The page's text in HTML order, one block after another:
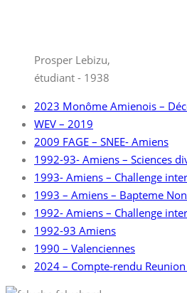
Prosper Lebizu,
étudiant - 1938
2023 Monôme Amienois –
WEV – 2019
2009 FAGE – SNEE- Amiens
1992-93- Amiens – Sciences
1993- Amiens – Challenge
1993 – Amiens – Bapteme
1992- Amiens – Challenge
1992-93 Amiens
1990 – Valenciennes
2024 – Compte-rendu